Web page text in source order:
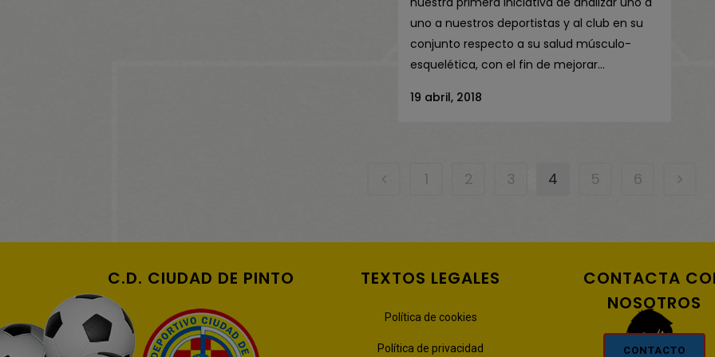
uno a nuestros deportistas y al club en su
conjunto respecto a su salud músculo-
esquelética, con el fin de mejorar...
19 abril, 2018
1 2 3 4 5 6
C.D. CIUDAD DE PINTO TEXTOS LEGALES
Política de cookies
Política de privacidad
CONTACTA
NOSOTROS
CONTACTO